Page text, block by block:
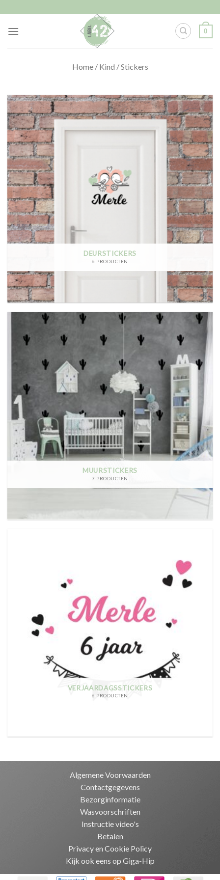
content
0
Home / Kind /Stickers
DEURSTICKERS
6 PRODUCTEN
MUURSTICKERS
7 PRODUCTEN
VERJAARDAGSSTICKERS
6 PRODUCTEN
Algemene Voorwaarden
Contactgegevens
Bezorginformatie
Wasvoorschriften
Instructie video's
Betalen
Privacy en Cookie Policy
Kijk ook eens op Giga-Hip